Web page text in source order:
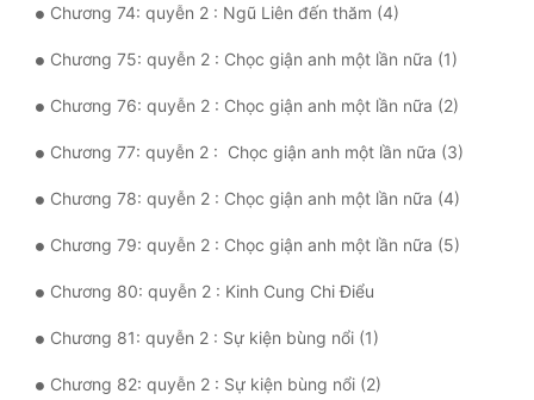
Chương 74: quyễn 2 : Ngũ Liên đến thăm (4)
Chương 75: quyễn 2 : Chọc giận anh một lần nữa (1)
Chương 76: quyễn 2 : Chọc giận anh một lần nữa (2)
Chương 77: quyễn 2 : Chọc giận anh một lần nữa (3)
Chương 78: quyễn 2 : Chọc giận anh một lần nữa (4)
Chương 79: quyễn 2 : Chọc giận anh một lần nữa (5)
Chương 80: quyễn 2 : Kinh Cung Chi Điểu
Chương 81: quyễn 2 : Sự kiện bùng nổi (1)
Chương 82: quyễn 2 : Sự kiện bùng nổi (2)